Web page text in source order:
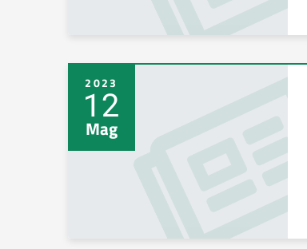
2023
12
Mag